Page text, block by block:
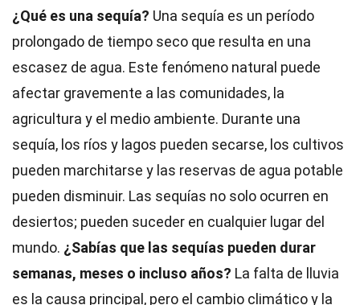
¿Qué es una sequía? Una sequía es un período
prolongado de tiempo seco que resulta en una
escasez de agua. Este fenómeno natural puede
afectar gravemente a las comunidades, la
agricultura y el medio ambiente. Durante una
sequía, los ríos y lagos pueden secarse, los cultivos
pueden marchitarse y las reservas de agua potable
pueden disminuir. Las sequías no solo ocurren en
desiertos; pueden suceder en cualquier lugar del
mundo. ¿Sabías que las sequías pueden durar
semanas, meses o incluso años? La falta de lluvia
es la causa principal, pero el cambio climático y la